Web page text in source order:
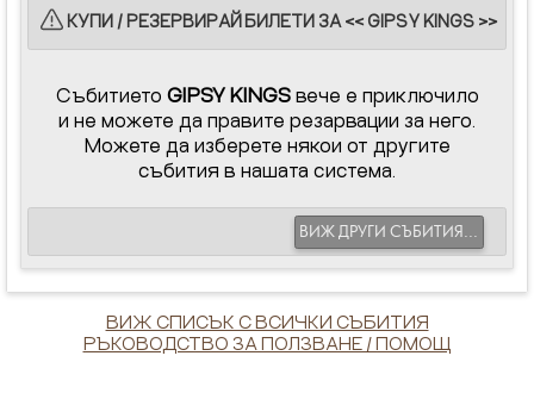
КУПИ / РЕЗЕРВИРАЙ БИЛЕТИ ЗА << GIPSY KINGS >>
Събитието GIPSY KINGSвече е приключило
и не можете да правите резарвации за него.
Можете да изберете някои от другите
събития в нашата система.
ВИЖ ДРУГИ СЪБИТИЯ...
ВИЖ СПИСЪК С ВСИЧКИ СЪБИТИЯ
РЪКОВОДСТВО ЗА ПОЛЗВАНЕ / ПОМОЩ